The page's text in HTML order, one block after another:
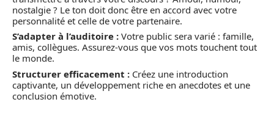
nostalgie ? Le ton doit donc être en accord avec votre
personnalité et celle de votre partenaire.
S’adapter à l’auditoire : Votre public sera varié : famille,
amis, collègues. Assurez-vous que vos mots touchent tout
le monde.
Structurer efficacement : Créez une introduction
captivante, un développement riche en anecdotes et une
conclusion émotive.